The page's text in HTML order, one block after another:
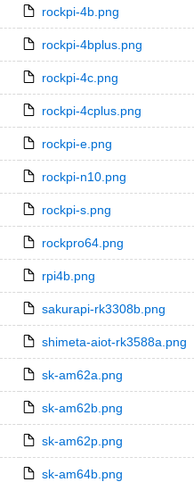
rockpi-4b.png
rockpi-4bplus.png
rockpi-4c.png
rockpi-4cplus.png
rockpi-e.png
rockpi-n10.png
rockpi-s.png
rockpro64.png
rpi4b.png
sakurapi-rk3308b.png
shimeta-aiot-rk3588a.png
sk-am62a.png
sk-am62b.png
sk-am62p.png
sk-am64b.png